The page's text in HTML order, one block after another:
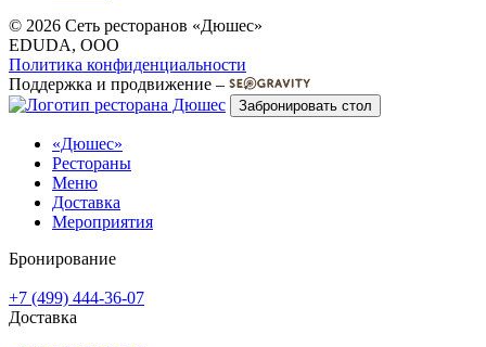
© 2026 Сеть ресторанов «Дюшес»
EDUDA, OOO
Политика конфиденциальности
Поддержка и продвижение –
Забронировать стол
«Дюшес»
Рестораны
Меню
Доставка
Мероприятия
Бронирование
+7 (499) 444-36-07
Доставка